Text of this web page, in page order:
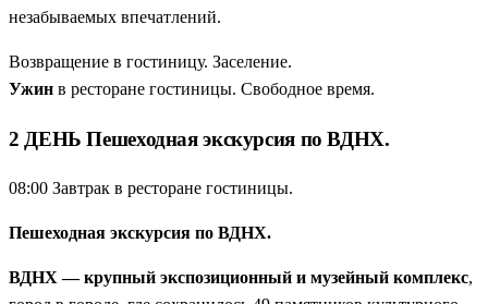
незабываемых впечатлений.
Возвращение в гостиницу. Заселение.
Ужин в ресторане гостиницы. Свободное время.
2 ДЕНЬ Пешеходная экскурсия по ВДНХ.
08:00 Завтрак в ресторане гостиницы.
Пешеходная экскурсия по ВДНХ.
ВДНХ — крупный экспозиционный и музейный комплекс,